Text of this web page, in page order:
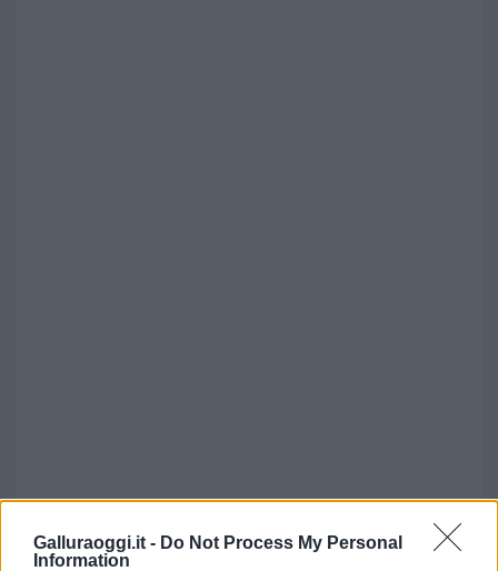
Galluraoggi.it - Do Not Process My Personal
Information